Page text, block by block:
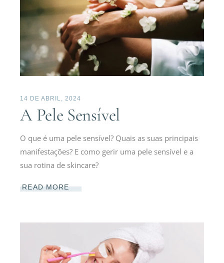
14 DE ABRIL, 2024
A Pele Sensível
O que é uma pele sensível? Quais as suas principais
manifestações? E como gerir uma pele sensível e a
sua rotina de skincare?
READ MORE